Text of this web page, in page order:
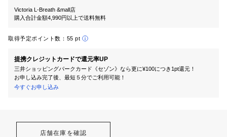
Victoria L-Breath &mall店
購入合計金額4,990円以上で送料無料
取得予定ポイント数： 55 pt
提携クレジットカードで還元率UP
三井ショッピングパークカード《セゾン》なら更に¥100につき1pt還元！
お申し込み完了後、最短５分でご利用可能！
今すぐお申し込み
店舗在庫を確認